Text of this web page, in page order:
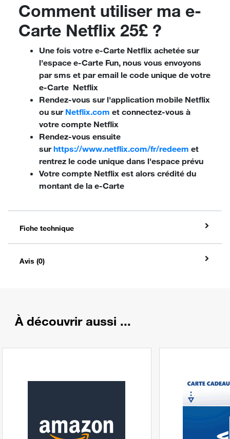
Comment utiliser ma e-
Carte Netflix 25£ ?
Une fois votre e-Carte Netflix achetée sur
l'espace e-Carte Fun, nous vous envoyons
par sms et par email le code unique de votre
e-Carte Netflix
Rendez-vous sur l'application mobile Netflix
ou sur Netflix.com et connectez-vous à
votre compte Netflix
Rendez-vous ensuite
surhttps://www.netflix.com/fr/redeem et
rentrez le code unique dans l'espace prévu
Votre compte Netflix est alors crédité du
montant de la e-Carte
Fiche technique
Avis (0)
À découvrir aussi ...